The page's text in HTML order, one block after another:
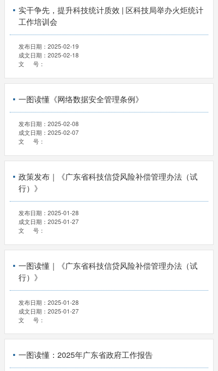
实干争先，提升科技统计质效 | 区科技局举办火炬统计
工作培训会
发布日期： 2025-02-19
成文日期： 2025-02-18
文 号：
一图读懂《网络数据安全管理条例》
发布日期： 2025-02-08
成文日期： 2025-02-07
文 号：
政策发布｜《广东省科技信贷风险补偿管理办法（试
行）》
发布日期： 2025-01-28
成文日期： 2025-01-27
文 号：
一图读懂｜《广东省科技信贷风险补偿管理办法（试
行）》
发布日期： 2025-01-28
成文日期： 2025-01-27
文 号：
一图读懂：2025年广东省政府工作报告